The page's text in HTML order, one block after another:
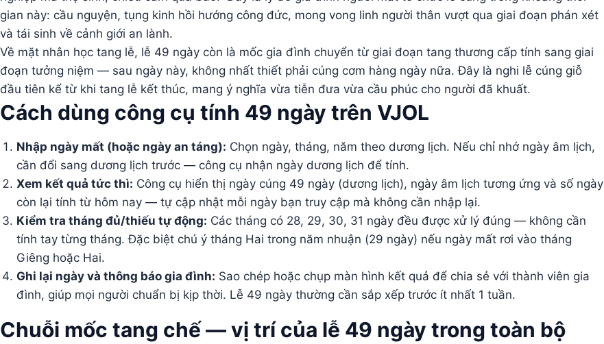
gian này: cầu nguyện, tụng kinh hồi hướng công đức, mong vong linh người thân vượt qua giai đoạn phán xét
và tái sinh về cảnh giới an lành.
Về mặt nhân học tang lễ, lễ 49 ngày còn là mốc gia đình chuyển từ giai đoạn tang thương cấp tính sang giai
đoạn tưởng niệm — sau ngày này, không nhất thiết phải cúng cơm hàng ngày nữa. Đây là nghi lễ cúng giỗ
đầu tiên kể từ khi tang lễ kết thúc, mang ý nghĩa vừa tiễn đưa vừa cầu phúc cho người đã khuất.
Cách dùng công cụ tính 49 ngày trên VJOL
Nhập ngày mất (hoặc ngày an táng): Chọn ngày, tháng, năm theo dương lịch. Nếu chỉ nhớ ngày âm lịch,
cần đổi sang dương lịch trước — công cụ nhận ngày dương lịch để tính.
Xem kết quả tức thì: Công cụ hiển thị ngày cúng 49 ngày (dương lịch), ngày âm lịch tương ứng và số ngày
còn lại tính từ hôm nay — tự cập nhật mỗi ngày bạn truy cập mà không cần nhập lại.
Kiểm tra tháng đủ/thiếu tự động: Các tháng có 28, 29, 30, 31 ngày đều được xử lý đúng — không cần
tính tay từng tháng. Đặc biệt chú ý tháng Hai trong năm nhuận (29 ngày) nếu ngày mất rơi vào tháng
Giêng hoặc Hai.
Ghi lại ngày và thông báo gia đình: Sao chép hoặc chụp màn hình kết quả để chia sẻ với thành viên gia
đình, giúp mọi người chuẩn bị kịp thời. Lễ 49 ngày thường cần sắp xếp trước ít nhất 1 tuần.
Chuỗi mốc tang chế — vị trí của lễ 49 ngày trong toàn bộ